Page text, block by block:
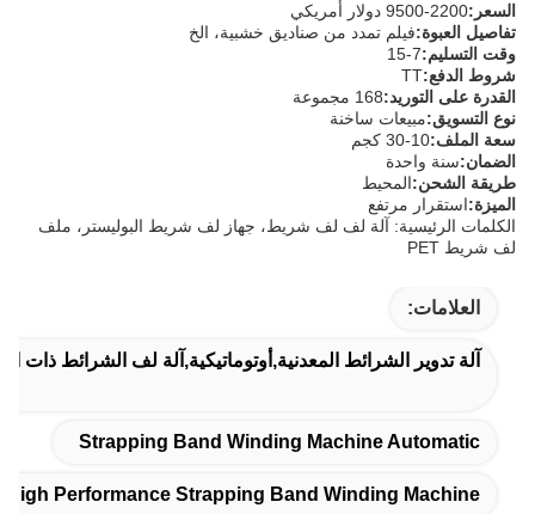
السعر:2200-9500 دولار أمريكي
تفاصيل العبوة:فيلم تمدد من صناديق خشبية، الخ
وقت التسليم:7-15
شروط الدفع:TT
القدرة على التوريد:168 مجموعة
نوع التسويق:مبيعات ساخنة
سعة الملف:10-30 كجم
الضمان:سنة واحدة
طريقة الشحن:المحيط
الميزة:استقرار مرتفع
الكلمات الرئيسية: آلة لف لف شريط، جهاز لف شريط البوليستر، ملف
لف شريط PET
العلامات:
آلة تدوير الشرائط المعدنية,أوتوماتيكية,آلة لف الشرائط ذات
Strapping Band Winding Machine Automatic
High Performance Strapping Band Winding Machine